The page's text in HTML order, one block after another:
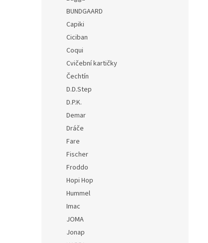
BUNDGAARD
Capiki
Ciciban
Coqui
Cvičební kartičky
Čechtín
D.D.Step
D.P.K.
Demar
Dráče
Fare
Fischer
Froddo
Hopi Hop
Hummel
Imac
JOMA
Jonap